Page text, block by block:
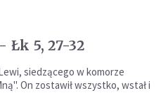
Łk 5, 27-32
siedzącego w komorze
On zostawił wszystko, wstał i